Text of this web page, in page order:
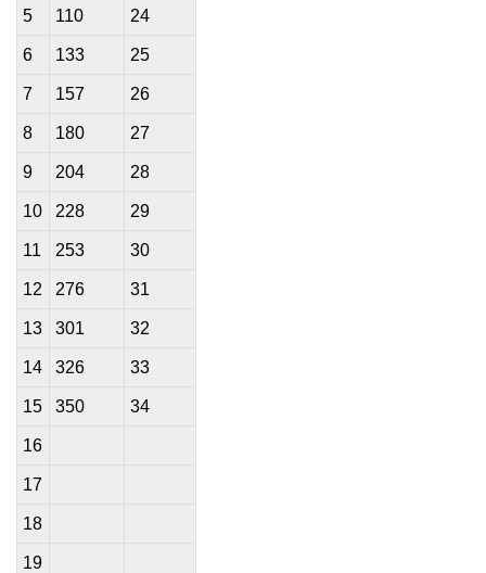
5 110 24
6 133 25
7 157 26
8 180 27
9 204 28
10 228 29
11 253 30
12 276 31
13 301 32
14 326 33
15 350 34
16
17
18
19